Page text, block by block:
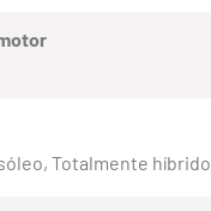
Totalmente híbrido